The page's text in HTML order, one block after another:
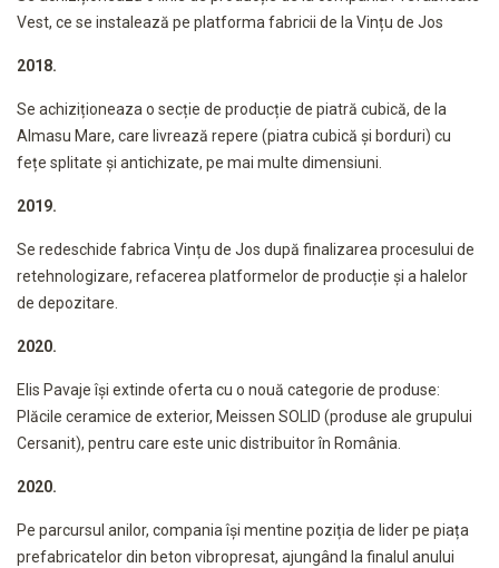
Vest, ce se instalează pe platforma fabricii de la Vințu de Jos
2018.
Se achiziționeaza o secție de producție de piatră cubică, de la
Almasu Mare, care livrează repere (piatra cubică și borduri) cu
fețe splitate și antichizate, pe mai multe dimensiuni.
2019.
Se redeschide fabrica Vințu de Jos după finalizarea procesului de
retehnologizare, refacerea platformelor de producție și a halelor
de depozitare.
2020.
Elis Pavaje își extinde oferta cu o nouă categorie de produse:
Plăcile ceramice de exterior, Meissen SOLID (produse ale grupului
Cersanit), pentru care este unic distribuitor în România.
2020.
Pe parcursul anilor, compania își mentine poziția de lider pe piața
prefabricatelor din beton vibropresat, ajungând la finalul anului